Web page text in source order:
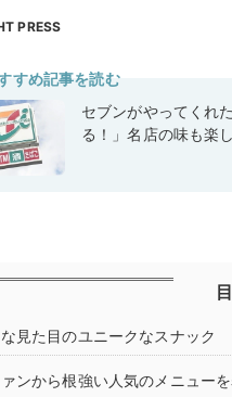
PRESS
すめ記事を読む
セブンがやってくれ
る！」名店の味も楽
見た目のユニークなスナック
ァンから根強い人気のメニュー